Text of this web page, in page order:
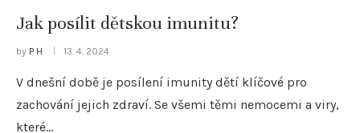
Jak posílit dětskou imunitu?
by P H 13. 4. 2024
V dnešní době je posílení imunity dětí klíčové pro
zachování jejich zdraví. Se všemi těmi nemocemi a viry,
které…